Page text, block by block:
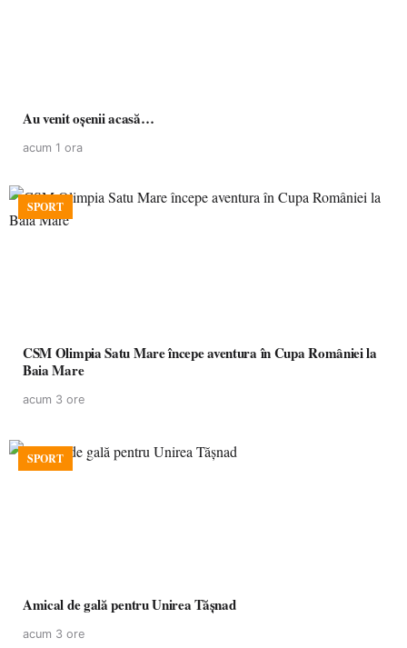
Au venit oșenii acasă…
acum 1 ora
SPORT
CSM Olimpia Satu Mare începe aventura în Cupa României la
Baia Mare
acum 3 ore
SPORT
Amical de gală pentru Unirea Tășnad
acum 3 ore